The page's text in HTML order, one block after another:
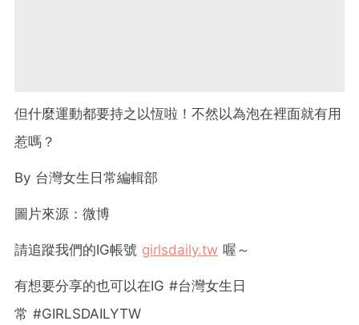
但什麼運動都要持之以恆啦！不然以為泡在裡面就有用
惹嗎？
By 台灣女生日常編輯部
圖片來源：微博
請追蹤我們的IG帳號 girlsdaily.tw 喔～
有想要分享的也可以在IG #台灣女生日
常 #GIRLSDAILYTW